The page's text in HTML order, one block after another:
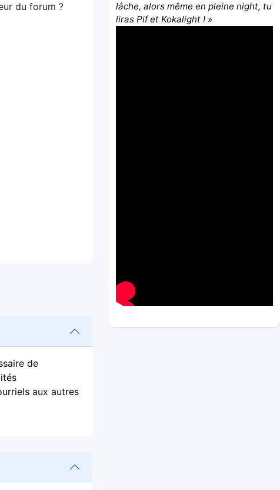
du forum ?
de
aux autres
lâche, alors même en pleine night, tu
liras Pif et Kokalight ! »